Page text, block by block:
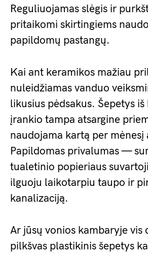
Reguliuojamas slėgis ir
pritaikomi skirtingiems
papildomų pastangų.
Kai ant keramikos mažiau
nuleidžiamas vanduo
likusius pėdsakus. Šepetys iš
įrankio tampa atsargine
naudojama kartą per mėnesį
Papildomas privalumas —
tualetinio popieriaus
ilguoju laikotarpiu taupo ir
kanalizaciją.
Ar jūsų vonios kambaryje vis
pilkšvas plastikinis šepetys